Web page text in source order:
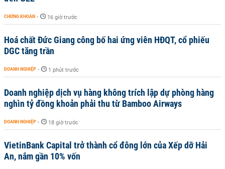
CHỨNG KHOÁN - 16 giờ trước
Hoá chất Đức Giang công bố hai ứng viên HĐQT, cổ phiếu
DGC tăng trần
DOANH NGHIỆP - 1 phút trước
Doanh nghiệp dịch vụ hàng không trích lập dự phòng hàng
nghìn tỷ đồng khoản phải thu từ Bamboo Airways
DOANH NGHIỆP - 18 giờ trước
VietinBank Capital trở thành cổ đông lớn của Xếp dỡ Hải
An, nắm gần 10% vốn